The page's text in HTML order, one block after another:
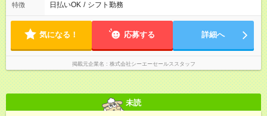
特徴 日払いOK / シフト勤務
気になる！ 応募する 詳細へ
掲載元企業名 株式会社シーエーセールススタッフ
未読